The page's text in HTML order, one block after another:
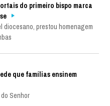
do primeiro bispo marca
diocesano, prestou homenagem
que famílias ensinem
Senhor